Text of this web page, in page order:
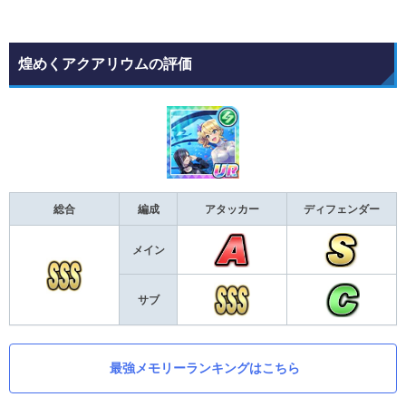
煌めくアクアリウムの評価
総合 編成 アタッカー ディフェンダー
メイン
サブ
最強メモリーランキングはこちら